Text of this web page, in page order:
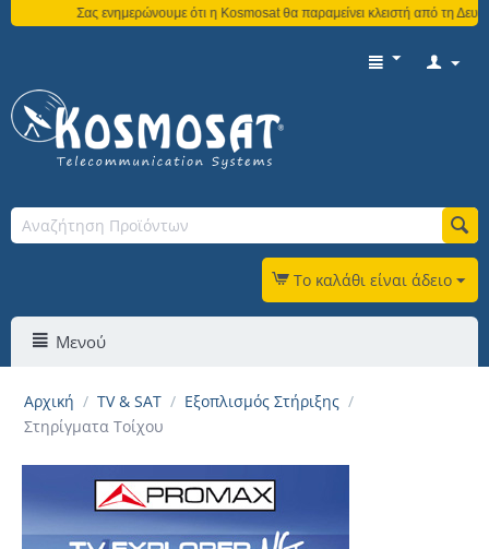
Σας ενημερώνουμε ότι η Kosmosat θα παραμείνει κλειστή από τη
Το καλάθι είναι άδειο
Μενού
Αρχική / TV & SAT / Εξοπλισμός Στήριξης /
Στηρίγματα Τοίχου